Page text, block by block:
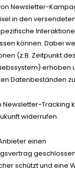
Newsletter-
in den
können. Dabei
(z.B. Zeitpunkt
erhoben
Datenbeständen
Newsletter-Tracking
widerrufen.
einen
schützt und eine